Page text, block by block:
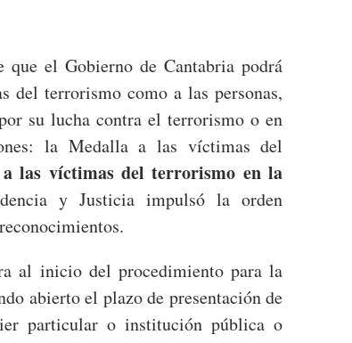
el Gobierno de Cantabria podrá
del terrorismo como a las personas,
su lucha contra el terrorismo o en
la Medalla a las víctimas del
las víctimas del terrorismo en la
y Justicia impulsó la orden
al inicio del procedimiento para la
abierto el plazo de presentación de
particular o institución pública o